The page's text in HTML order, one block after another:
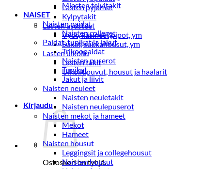
Lasten pyjamat
Kylpytakit
Lasten asusteet
Vyöt, käsineet,pipot, ym
Sukat, sukkahousut, ym
Lasten ulkoilu
Lasten takit
Ulkoilupuvut, housut ja haalarit
Kirjaudu
Ostoskori on tyhjä.
Miesten talvitakit
NAISET
Naisten paidat
Naisten colleget
Paidat, tunikat ja jakut
Trikoopaidat
Naisten puserot
Tunikat
Jakut ja liivit
Naisten neuleet
Naisten neuletakit
Naisten neulepuserot
Naisten mekot ja hameet
Mekot
Hameet
Naisten housut
Leggingsit ja collegehousut
Naisten housut